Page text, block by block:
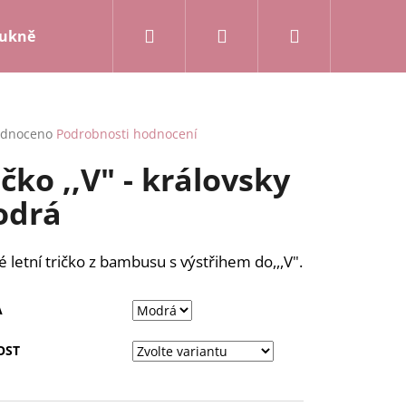
a kalhoty Mikiny a kardigany
Přihlášení
Podrobnosti hodnocení
,,V" - královsky
letní tričko z bambusu s výstřihem do,,,V".